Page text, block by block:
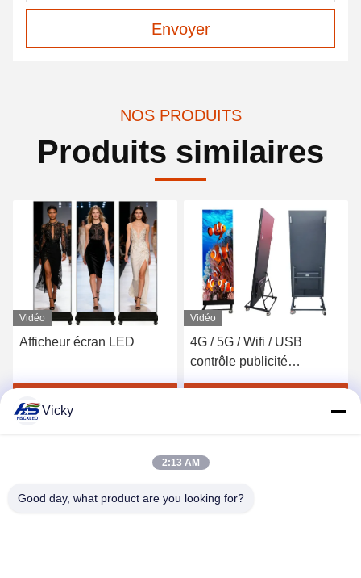
Envoyer
NOS PRODUITS
Produits similaires
Vidéo
4G / 5G / Wifi / USB
numérique affiche à LED
Obtenez le meilleur prix
P2.5 Affiche de
commande Wifi Affiche
rétroéclairée à LED ODM
Vicky
2:13 AM
Good day, what product are you looking for?